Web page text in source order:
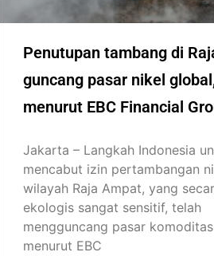
Penutupan tambang di
guncang pasar nikel
menurut EBC Financial
Jakarta – Langkah Indonesia
mencabut izin pertambangan
wilayah Raja Ampat, yang
ekologis sangat sensitif, telah
mengguncang pasar
menurut EBC